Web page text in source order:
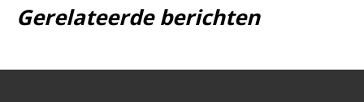
Gerelateerde berichten